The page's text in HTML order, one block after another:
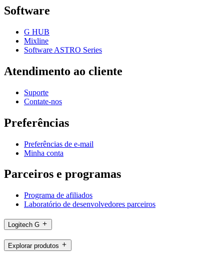
Software
G HUB
Mixline
Software ASTRO Series
Atendimento ao cliente
Suporte
Contate-nos
Preferências
Preferências de e-mail
Minha conta
Parceiros e programas
Programa de afiliados
Laboratório de desenvolvedores parceiros
Logitech G
Explorar produtos